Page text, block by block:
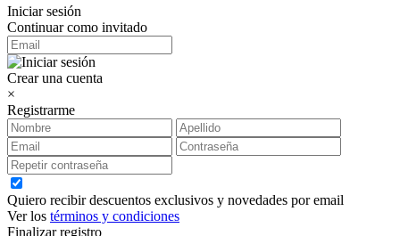
Iniciar sesión
Continuar como invitado
Crear una cuenta
×
Registrarme
Quiero recibir descuentos exclusivos y novedades por email
Ver los términos y condiciones
Finalizar registro